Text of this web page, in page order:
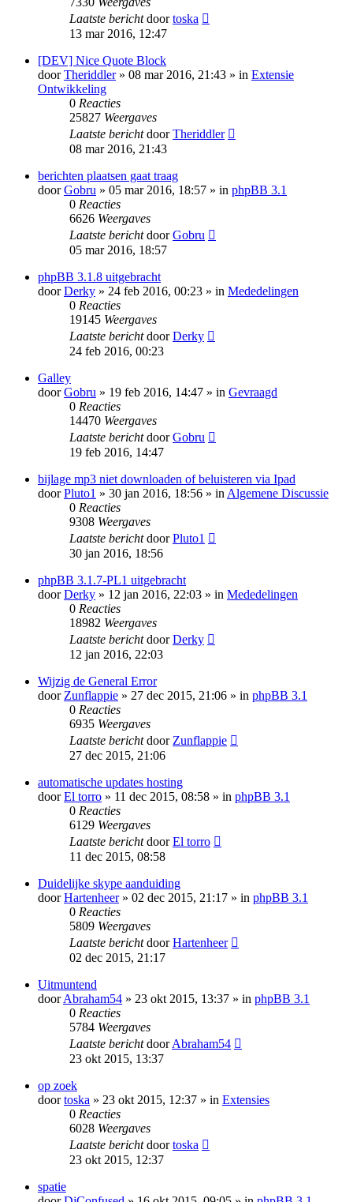
Laatste berichtdoortoska
13 mar 2016, 12:47
[DEV] Nice Quote Block
doorTheriddler» 08 mar 2016, 21:43 » in Extensie
Ontwikkeling
0 Reacties
25827 Weergaves
Laatste berichtdoorTheriddler
08 mar 2016, 21:43
berichten plaatsen gaat traag
doorGobru » 05 mar 2016, 18:57 » in phpBB 3.1
0 Reacties
6626 Weergaves
Laatste berichtdoorGobru
05 mar 2016, 18:57
phpBB 3.1.8 uitgebracht
doorDerky » 24 feb 2016, 00:23 » in Mededelingen
0 Reacties
19145 Weergaves
Laatste berichtdoorDerky
24 feb 2016, 00:23
Galley
doorGobru » 19 feb 2016, 14:47 » in Gevraagd
0 Reacties
14470 Weergaves
Laatste berichtdoorGobru
19 feb 2016, 14:47
bijlage mp3 niet downloaden of beluisteren via Ipad
doorPluto1 » 30 jan 2016, 18:56 » inAlgemene Discussie
0 Reacties
9308 Weergaves
Laatste berichtdoorPluto1
30 jan 2016, 18:56
phpBB 3.1.7-PL1 uitgebracht
doorDerky » 12 jan 2016, 22:03 » in Mededelingen
0 Reacties
18982 Weergaves
Laatste berichtdoorDerky
12 jan 2016, 22:03
Wijzig de General Error
doorZunflappie » 27 dec 2015, 21:06 » in phpBB 3.1
0 Reacties
6935 Weergaves
Laatste berichtdoorZunflappie
27 dec 2015, 21:06
automatische updates hosting
doorEl torro » 11 dec 2015, 08:58 » in phpBB 3.1
0 Reacties
6129 Weergaves
Laatste berichtdoorEl torro
11 dec 2015, 08:58
Duidelijke skype aanduiding
doorHartenheer» 02 dec 2015, 21:17 » in phpBB 3.1
0 Reacties
5809 Weergaves
Laatste berichtdoorHartenheer
02 dec 2015, 21:17
Uitmuntend
doorAbraham54 » 23 okt 2015, 13:37 » in phpBB 3.1
0 Reacties
5784 Weergaves
Laatste berichtdoorAbraham54
23 okt 2015, 13:37
op zoek
doortoska » 23 okt 2015, 12:37 » in Extensies
0 Reacties
6028 Weergaves
Laatste berichtdoortoska
23 okt 2015, 12:37
spatie